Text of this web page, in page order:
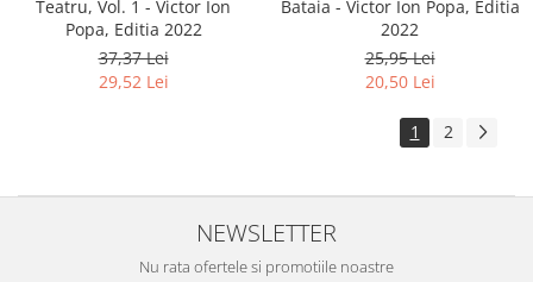
Teatru, Vol. 1 - Victor Ion
Popa, Editia 2022
37,37 Lei
29,52 Lei
Bataia - Victor Ion Popa, Editia
2022
25,95 Lei
20,50 Lei
1 2
NEWSLETTER
Nu rata ofertele si promotiile noastre